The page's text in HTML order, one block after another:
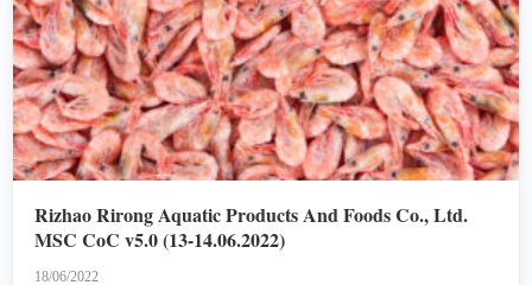
Rizhao Rirong Aquatic Products And Foods Co., Ltd.
MSC CoC v5.0 (13-14.06.2022)
18/06/2022